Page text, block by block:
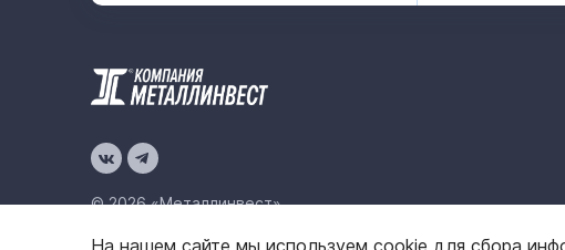
© 2026 «Металлинвест»
На нашем сайте мы используем cookie для сбора